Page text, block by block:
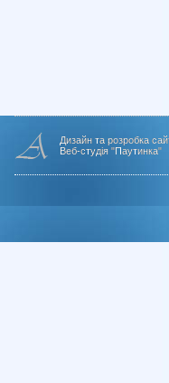
Дизайн та розробка
Веб-студія "Паутинка"